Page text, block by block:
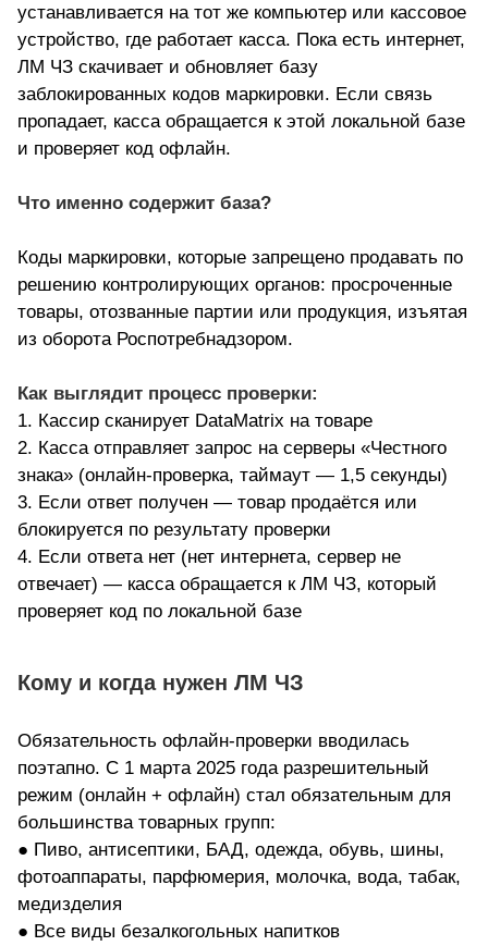
устанавливается на тот же компьютер или кассовое
устройство, где работает касса. Пока есть интернет,
ЛМ ЧЗ скачивает и обновляет базу
заблокированных кодов маркировки. Если связь
пропадает, касса обращается к этой локальной базе
и проверяет код офлайн.
Что именно содержит база?
Коды маркировки, которые запрещено продавать по
решению контролирующих органов: просроченные
товары, отозванные партии или продукция, изъятая
из оборота Роспотребнадзором.
Как выглядит процесс проверки:
1. Кассир сканирует DataMatrix на товаре
2. Касса отправляет запрос на серверы «Честного
знака» (онлайн-проверка, таймаут — 1,5 секунды)
3. Если ответ получен — товар продаётся или
блокируется по результату проверки
4. Если ответа нет (нет интернета, сервер не
отвечает) — касса обращается к ЛМ ЧЗ, который
проверяет код по локальной базе
Кому и когда нужен ЛМ ЧЗ
Обязательность офлайн-проверки вводилась
поэтапно. С 1 марта 2025 года разрешительный
режим (онлайн + офлайн) стал обязательным для
большинства товарных групп:
● Пиво, антисептики, БАД, одежда, обувь, шины,
фотоаппараты, парфюмерия, молочка, вода, табак,
медизделия
● Все виды безалкогольных напитков